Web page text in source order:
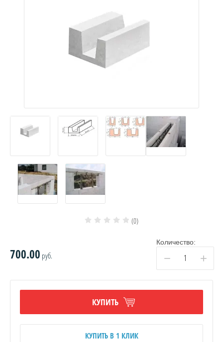
ПГП
(0)
700.00 руб.
Количество:
− +
КУПИТЬ
КУПИТЬ В 1 КЛИК